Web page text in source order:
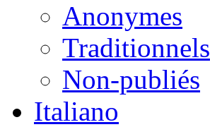
Anonymes
Traditionnels
Non-publiés
Italiano